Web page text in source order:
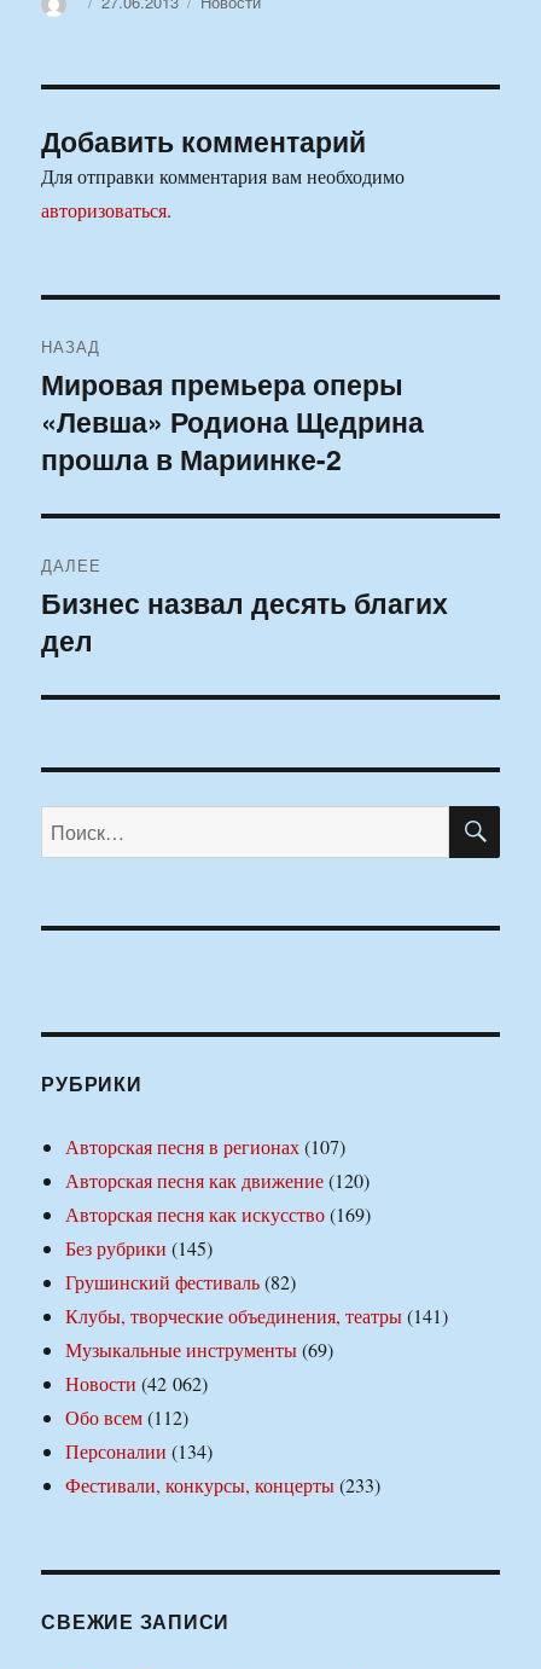
Добавить комментарий
Для отправки комментария вам необходимо
авторизоваться.
по
записям
НАЗАД
Предыдущая
запись:
Мировая премьера оперы
«Левша» Родиона Щедрина
прошла в Мариинке-2
ДАЛЕЕ
Следующая
запись:
Бизнес назвал десять благих
дел
Искать:
РУБРИКИ
Авторская песня в регионах(107)
Авторская песня как движение(120)
Авторская песня как искусство(169)
Без рубрики (145)
Грушинский фестиваль(82)
Клубы, творческие объединения, театры(141)
Музыкальные инструменты(69)
Новости (42 062)
Обо всем(112)
Персоналии (134)
Фестивали, конкурсы, концерты(233)
СВЕЖИЕ ЗАПИСИ